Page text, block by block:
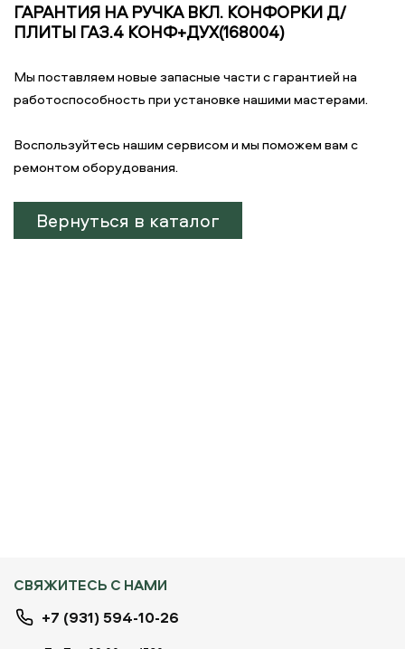
ГАРАНТИЯ НА РУЧКА ВКЛ. КОНФОРКИ Д/
ПЛИТЫ ГАЗ.4 КОНФ+ДУХ(168004)
Мы поставляем новые запасные части с гарантией на
работоспособность при установке нашими мастерами.
Воспользуйтесь нашим сервисом и мы поможем вам с
ремонтом оборудования.
Вернуться в каталог
СВЯЖИТЕСЬ С НАМИ
+7 (931) 594-10-26